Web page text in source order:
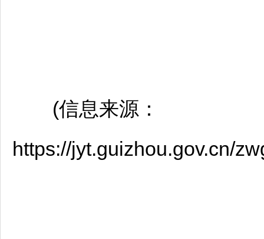
(信息来源：
https://jyt.guizhou.gov.cn/